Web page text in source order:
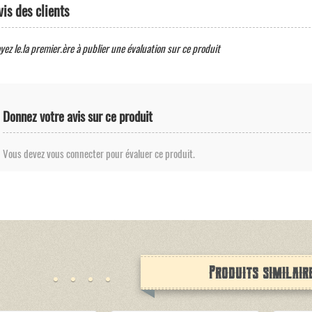
des clients
le.la premier.ère à publier une évaluation sur ce produit
Donnez votre avis sur ce produit
Vous devez vous connecter pour évaluer ce produit.
Produits